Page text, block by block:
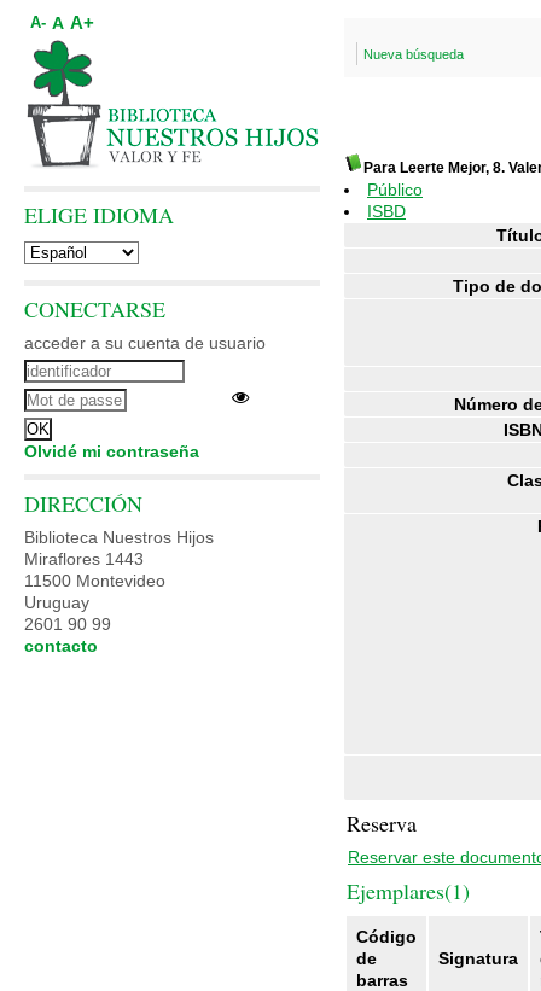
Nueva búsqueda
Para Leerte Mejor, 8.
Público
ISBD
Tipo de
Número
Reserva
Reservar este
Ejemplares(1)
Código
de
barras
Signatura
A- A A+
ELIGE IDIOMA
CONECTARSE
acceder a su cuenta de usuario
Olvidé mi contraseña
DIRECCIÓN
Biblioteca Nuestros Hijos
Miraflores 1443
11500 Montevideo
Uruguay
2601 90 99
contacto